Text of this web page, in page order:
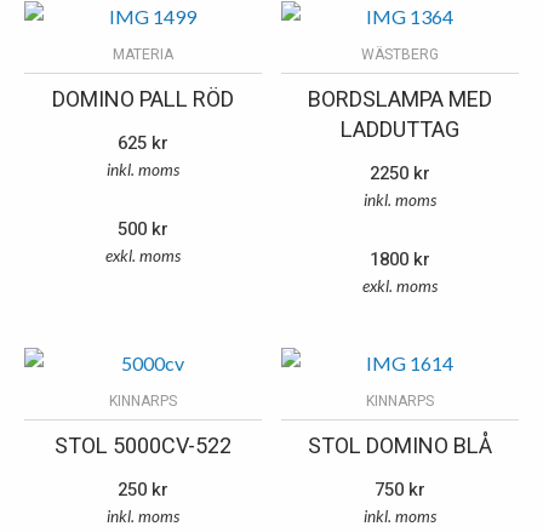
MATERIA
DOMINO PALL RÖD
625 kr
inkl. moms
500 kr
exkl. moms
WÄSTBERG
BORDSLAMPA MED
LADDUTTAG
2250 kr
inkl. moms
1800 kr
exkl. moms
KINNARPS
STOL 5000CV-522
250 kr
inkl. moms
KINNARPS
STOL DOMINO BLÅ
750 kr
inkl. moms